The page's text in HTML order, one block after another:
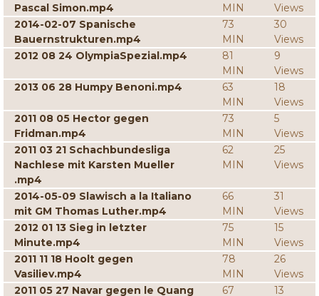
Pascal Simon.mp4
MIN
Views
2014-02-07 Spanische
Bauernstrukturen.mp4
73
MIN
30
Views
2012 08 24 OlympiaSpezial.mp4
81
MIN
9
Views
2013 06 28 Humpy Benoni.mp4
63
MIN
18
Views
2011 08 05 Hector gegen
Fridman.mp4
73
MIN
5
Views
2011 03 21 Schachbundesliga
Nachlese mit Karsten Mueller
.mp4
62
MIN
25
Views
2014-05-09 Slawisch a la Italiano
mit GM Thomas Luther.mp4
66
MIN
31
Views
2012 01 13 Sieg in letzter
Minute.mp4
75
MIN
15
Views
2011 11 18 Hoolt gegen
Vasiliev.mp4
78
MIN
26
Views
2011 05 27 Navar gegen le Quang
67 13